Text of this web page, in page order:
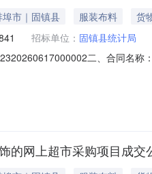
市｜固镇县 服装布料 货
招标单位： 固镇县统计局
二、合同名称
六、合同主体信息
的网上超市采购项目成交